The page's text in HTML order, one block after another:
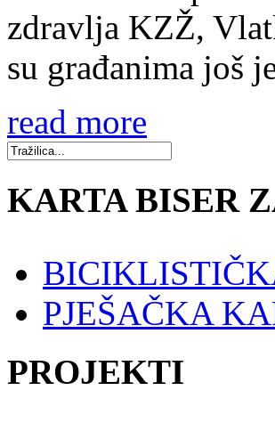
zdravlja KZŽ,
su građanima još
read more
KARTA BISER
PJEŠAČKA
PROJEKTI